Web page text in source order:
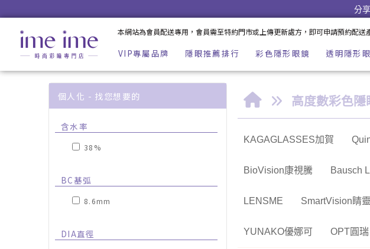
分
本網站為會員配送專用，會員需至特約門市或上傳更新處方，即可申請預約配送
VIP專屬品牌 隱眼推薦排行 彩色隱形眼鏡 透明隱形
個人化 - 找您想要的
含水率
38%
BC基弧
8.6mm
DIA直徑
高度數彩色隱
KAGAGLASSES加賀
BioVision康視騰 Bausch
LENSME SmartVision睛靈
YUNAKO優娜可 OPT圓瑞